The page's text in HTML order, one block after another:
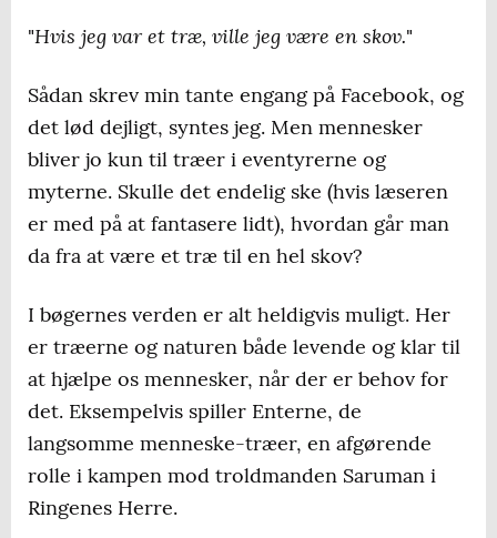
"Hvis jeg var et træ, ville jeg være en skov."
Sådan skrev min tante engang på Facebook, og
det lød dejligt, syntes jeg. Men mennesker
bliver jo kun til træer i eventyrerne og
myterne. Skulle det endelig ske (hvis læseren
er med på at fantasere lidt), hvordan går man
da fra at være et træ til en hel skov?
I bøgernes verden er alt heldigvis muligt. Her
er træerne og naturen både levende og klar til
at hjælpe os mennesker, når der er behov for
det. Eksempelvis spiller Enterne, de
langsomme menneske-træer, en afgørende
rolle i kampen mod troldmanden Saruman i
Ringenes Herre.